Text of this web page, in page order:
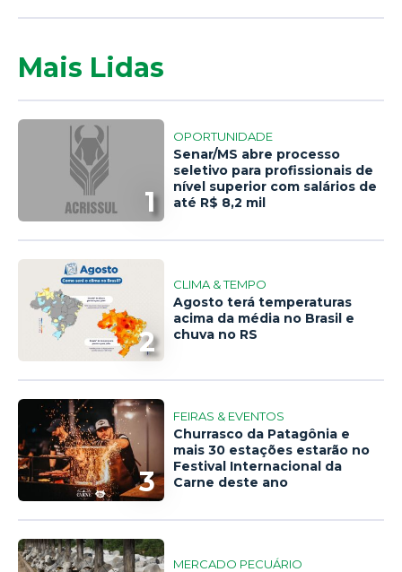
Mais Lidas
1
OPORTUNIDADE
Senar/MS abre processo
seletivo para profissionais de
nível superior com salários de
até R$ 8,2 mil
2
CLIMA & TEMPO
Agosto terá temperaturas
acima da média no Brasil e
chuva no RS
3
FEIRAS & EVENTOS
Churrasco da Patagônia e
mais 30 estações estarão no
Festival Internacional da
Carne deste ano
MERCADO PECUÁRIO